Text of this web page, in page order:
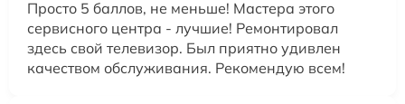
Просто 5 баллов, не меньше! Мастера этого
сервисного центра - лучшие! Ремонтировал
здесь свой телевизор. Был приятно удивлен
качеством обслуживания. Рекомендую всем!